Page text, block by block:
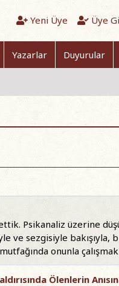
Yeni Üye Üye
Yazarlar Duyurular
Psikanaliz üzerine
ve sezgisiyle
onunla
Ölenlerin